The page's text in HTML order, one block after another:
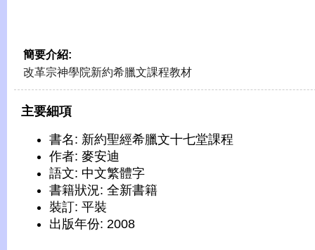
簡要介紹:
改革宗神學院新約希臘文課程教材
主要細項
書名: 新約聖經希臘文十七堂課程
作者: 麥安迪
語文: 中文繁體字
書籍狀況: 全新書籍
裝訂: 平裝
出版年份: 2008